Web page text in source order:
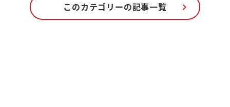
このカテゴリーの記事一覧